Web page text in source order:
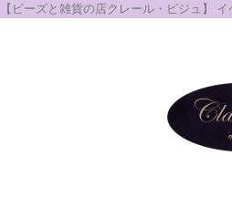
【ビーズと雑貨の店クレール・ビジュ】